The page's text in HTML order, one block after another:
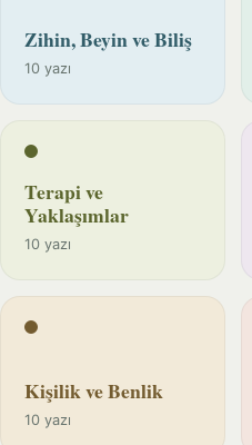
Zihin, Beyin ve Biliş
10 yazı
Terapi ve
Yaklaşımlar
10 yazı
Kişilik ve Benlik
10 yazı